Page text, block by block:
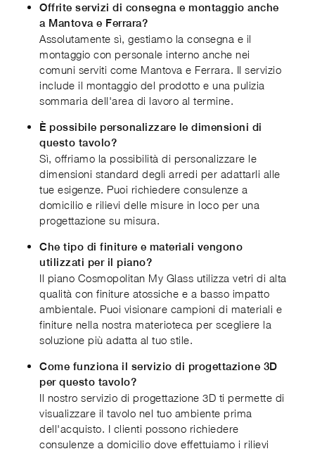
Offrite servizi di consegna e montaggio anche
a Mantova e Ferrara?
Assolutamente sì, gestiamo la consegna e il
montaggio con personale interno anche nei
comuni serviti come Mantova e Ferrara. Il servizio
include il montaggio del prodotto e una pulizia
sommaria dell'area di lavoro al termine.
È possibile personalizzare le dimensioni di
questo tavolo?
Sì, offriamo la possibilità di personalizzare le
dimensioni standard degli arredi per adattarli alle
tue esigenze. Puoi richiedere consulenze a
domicilio e rilievi delle misure in loco per una
progettazione su misura.
Che tipo di finiture e materiali vengono
utilizzati per il piano?
Il piano Cosmopolitan My Glass utilizza vetri di alta
qualità con finiture atossiche e a basso impatto
ambientale. Puoi visionare campioni di materiali e
finiture nella nostra materioteca per scegliere la
soluzione più adatta al tuo stile.
Come funziona il servizio di progettazione 3D
per questo tavolo?
Il nostro servizio di progettazione 3D ti permette di
visualizzare il tavolo nel tuo ambiente prima
dell'acquisto. I clienti possono richiedere
consulenze a domicilio dove effettuiamo i rilievi